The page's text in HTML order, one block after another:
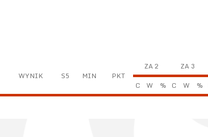
WYNIK S5 MIN PKT
ZA 2 ZA 3
C
W % C W %